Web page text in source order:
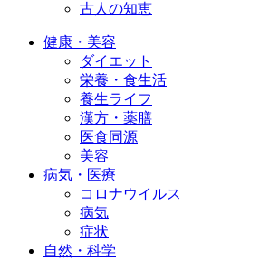
古人の知恵
健康・美容
ダイエット
栄養・食生活
養生ライフ
漢方・薬膳
医食同源
美容
病気・医療
コロナウイルス
病気
症状
自然・科学